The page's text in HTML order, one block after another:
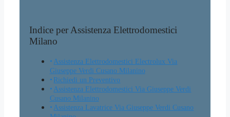
Indice per Assistenza Elettrodomestici
Milano
Assistenza Elettrodomestici Electrolux Via
Giuseppe Verdi Cusano Milanino
Richiedi un Preventivo
Assistenza Elettrodomestici Via Giuseppe Verdi
Cusano Milanino
Assistenza Lavatrice Via Giuseppe Verdi Cusano